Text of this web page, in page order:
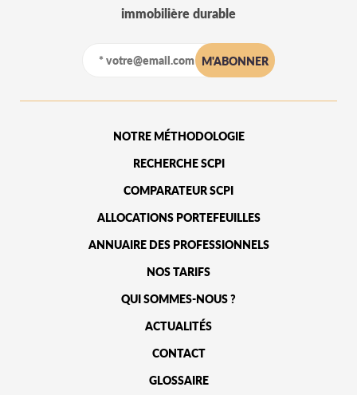
immobilière durable
NOTRE MÉTHODOLOGIE
RECHERCHE SCPI
COMPARATEUR SCPI
ALLOCATIONS PORTEFEUILLES
ANNUAIRE DES PROFESSIONNELS
NOS TARIFS
QUI SOMMES-NOUS ?
ACTUALITÉS
CONTACT
GLOSSAIRE